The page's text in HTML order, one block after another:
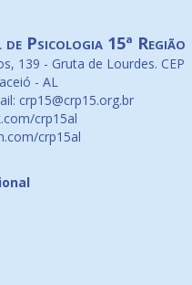
Psicologia 15ª Região
139 - Gruta de Lourdes. CEP
- AL
crp15@crp15.org.br
crp15al
crp15al